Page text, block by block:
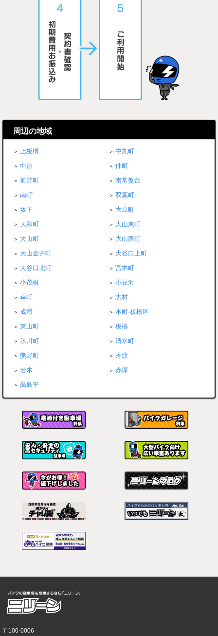
周辺の地域
上板橋
中丸町
中台
仲町
前野町
南常盤台
南町
双葉町
坂下
大原町
大和町
大山東町
大山町
大山西町
大山金井町
大谷口上町
大谷口北町
宮本町
小茂根
小豆沢
幸町
志村
成増
本町-板橋区
東山町
板橋
氷川町
清水町
熊野町
舟渡
若木
赤塚
高島平
〒100-0006